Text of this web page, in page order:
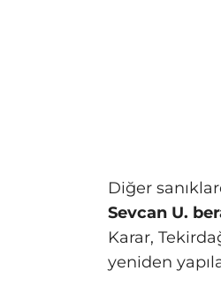
Diğer
Sevcan U.
Karar,
yeniden